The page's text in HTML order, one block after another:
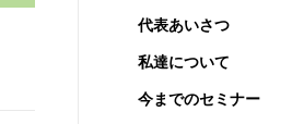
代表あいさつ
私達について
今までのセミナー